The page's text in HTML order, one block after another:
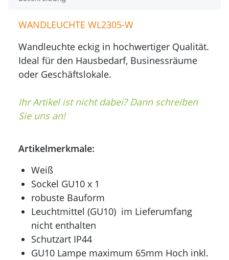
WANDLEUCHTE WL2305-W
Wandleuchte eckig in hochwertiger Qualität.
Ideal für den Hausbedarf, Businessräume
oder Geschäftslokale.
Ihr Artikel ist nicht dabei? Dann schreiben
Sie uns an!
Artikelmerkmale:
Weiß
Sockel GU10 x 1
robuste Bauform
Leuchtmittel (GU10) im Lieferumfang
nicht enthalten
Schutzart IP44
GU10 Lampe maximum 65mm Hoch inkl.